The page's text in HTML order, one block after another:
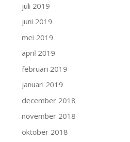
juli 2019
juni 2019
mei 2019
april 2019
februari 2019
januari 2019
december 2018
november 2018
oktober 2018